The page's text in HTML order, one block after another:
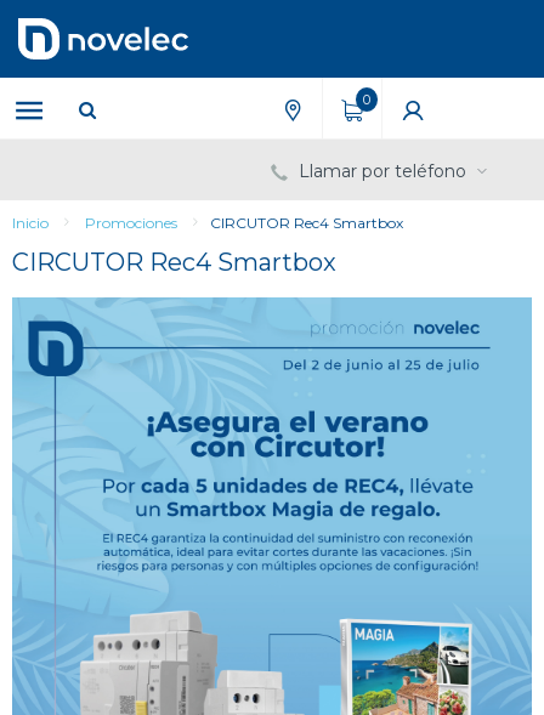
contenido
menú
de
navegación
0
Llamar por teléfono
Inicio Promociones CIRCUTOR Rec4 Smartbox
CIRCUTOR Rec4 Smartbox